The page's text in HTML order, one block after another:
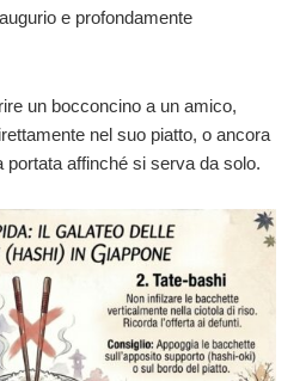
e profondamente
un bocconcino a un amico,
nel suo piatto, o ancora
portata affinché si serva da solo.